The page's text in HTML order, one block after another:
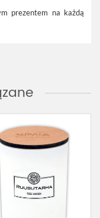
prezentem na każdą